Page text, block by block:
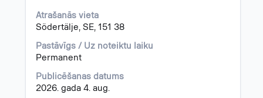
Atrašanās vieta
Södertälje, SE, 151 38
Pastāvīgs / Uz noteiktu laiku
Permanent
Publicēšanas datums
2026. gada 4. aug.
atstarpes
taustiņu,
skatītu
visu
par
darba